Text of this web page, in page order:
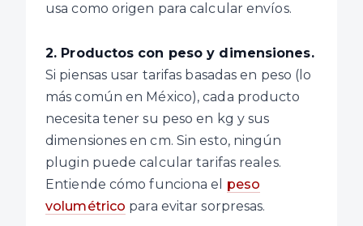
usa como origen para calcular envíos.
2. Productos con peso y dimensiones.
Si piensas usar tarifas basadas en peso (lo
más común en México), cada producto
necesita tener su peso en kg y sus
dimensiones en cm. Sin esto, ningún
plugin puede calcular tarifas reales.
Entiende cómo funciona el peso
volumétrico para evitar sorpresas.